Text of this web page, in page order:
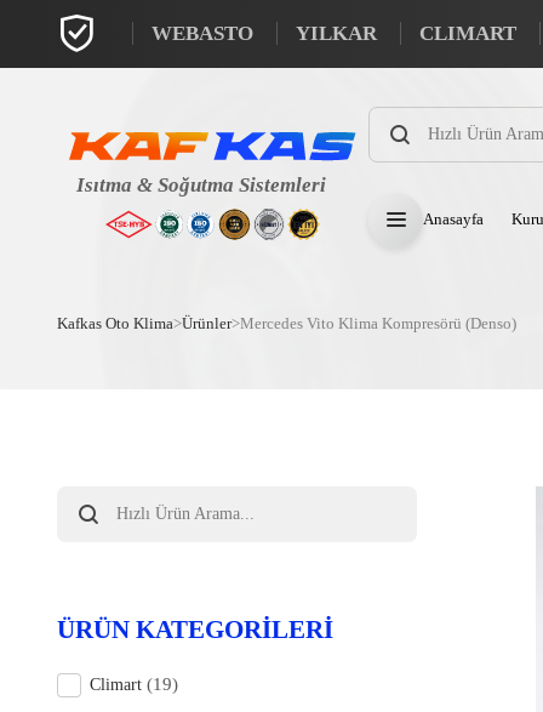
WEBASTO YILKAR CLIMART
Products
search
Anasayfa
Kafkas Oto Klima>Ürünler>Mercedes Vito Klima Kompresörü (Denso)
search
ÜRÜN KATEGORILERI
Climart (19)